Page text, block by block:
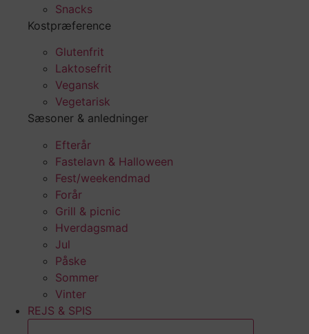
Snacks
Kostpræference
Glutenfrit
Laktosefrit
Vegansk
Vegetarisk
Sæsoner & anledninger
Efterår
Fastelavn & Halloween
Fest/weekendmad
Forår
Grill & picnic
Hverdagsmad
Jul
Påske
Sommer
Vinter
REJS & SPIS